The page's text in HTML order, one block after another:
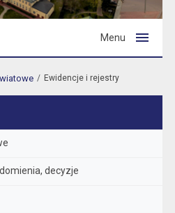
Menu
Ewidencje i rejestry
decyzje